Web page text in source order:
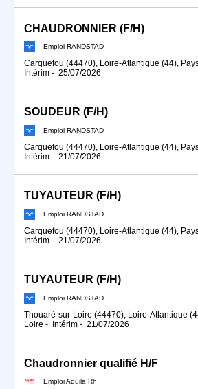
CHAUDRONNIER (F/H)
Emploi RANDSTAD
Carquefou (44470), Loire-Atlantique (44),
Intérim - 25/07/2026
SOUDEUR (F/H)
Emploi RANDSTAD
Carquefou (44470), Loire-Atlantique (44),
Intérim - 21/07/2026
TUYAUTEUR (F/H)
Emploi RANDSTAD
Carquefou (44470), Loire-Atlantique (44),
Intérim - 21/07/2026
TUYAUTEUR (F/H)
Emploi RANDSTAD
Thouaré-sur-Loire (44470), Loire-Atlantique
Loire - Intérim - 21/07/2026
Chaudronnier qualifié H/F
Emploi Aquila Rh